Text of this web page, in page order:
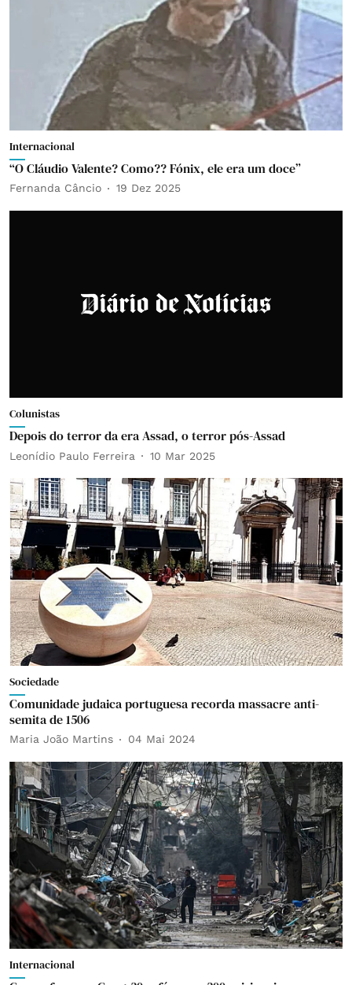
Internacional
“O Cláudio Valente? Como?? Fónix, ele era um doce”
Fernanda Câncio 19 Dez 2025
Colunistas
Depois do terror da era Assad, o terror pós-Assad
Leonídio Paulo Ferreira 10 Mar 2025
Sociedade
Comunidade judaica portuguesa recorda massacre anti-
semita de 1506
Maria João Martins 04 Mai 2024
Internacional